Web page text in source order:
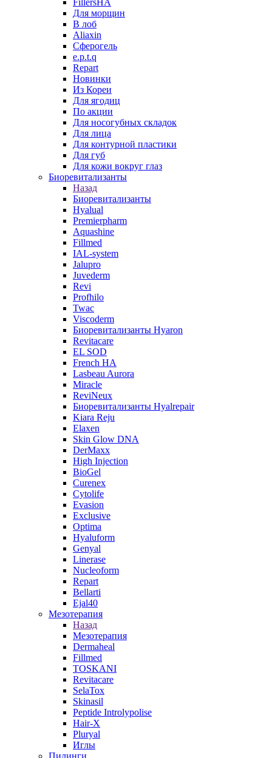
FillersHA
Для морщин
В лоб
Aliaxin
Сферогель
e.p.t.q
Repart
Новинки
Из Кореи
Для ягодиц
По акции
Для носогубных складок
Для лица
Для контурной пластики
Для губ
Для кожи вокруг глаз
Биоревитализанты
Назад
Биоревитализанты
Hyalual
Premierpharm
Aquashine
Fillmed
IAL-system
Jalupro
Juvederm
Revi
Profhilo
Twac
Viscoderm
Биоревитализанты Hyaron
Revitacare
EL SOD
French HA
Lasbeau Aurora
Miracle
ReviNeux
Биоревитализанты Hyalrepair
Kiara Reju
Elaxen
Skin Glow DNA
DerMaxx
High Injection
BioGel
Curenex
Cytolife
Evasion
Exclusive
Optima
Hyaluform
Genyal
Linerase
Nucleoform
Repart
Bellarti
Ejal40
Мезотерапия
Назад
Мезотерапия
Dermaheal
Fillmed
TOSKANI
Revitacare
SelaTox
Skinasil
Peptide Introlypolise
Hair-X
Pluryal
Иглы
Пилинги